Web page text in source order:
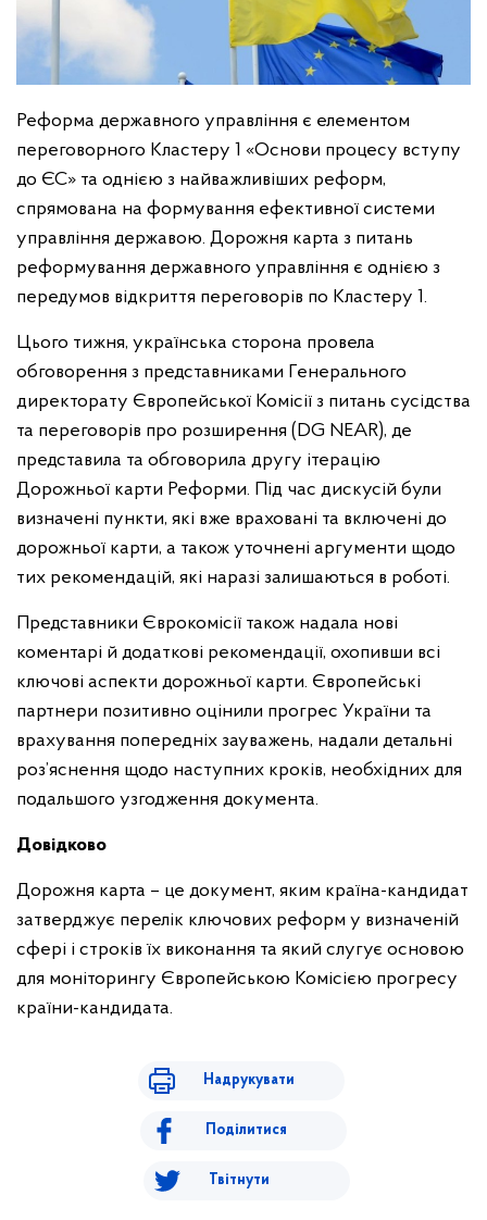
Реформа державного управління є елементом
переговорного Кластеру 1 «Основи процесу вступу
до ЄС» та однією з найважливіших реформ,
спрямована на формування ефективної системи
управління державою. Дорожня карта з питань
реформування державного управління є однією з
передумов відкриття переговорів по Кластеру 1.
Цього тижня, українська сторона провела
обговорення з представниками Генерального
директорату Європейської Комісії з питань сусідства
та переговорів про розширення (DG NEAR), де
представила та обговорила другу ітерацію
Дорожньої карти Реформи. Під час дискусій були
визначені пункти, які вже враховані та включені до
дорожньої карти, а також уточнені аргументи щодо
тих рекомендацій, які наразі залишаються в роботі.
Представники Єврокомісії також надала нові
коментарі й додаткові рекомендації, охопивши всі
ключові аспекти дорожньої карти. Європейські
партнери позитивно оцінили прогрес України та
врахування попередніх зауважень, надали детальні
роз’яснення щодо наступних кроків, необхідних для
подальшого узгодження документа.
Довідково
Дорожня карта – це документ, яким країна-кандидат
затверджує перелік ключових реформ у визначеній
сфері і строків їх виконання та який слугує основою
для моніторингу Європейською Комісією прогресу
країни-кандидата.
Надрукувати
Поділитися
Твітнути